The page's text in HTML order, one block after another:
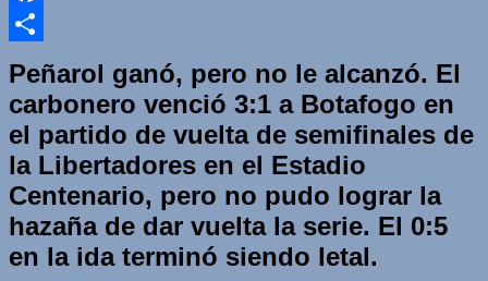
Facebook
Peñarol ganó, pero no le alcanzó. El
carbonero venció 3:1 a Botafogo en
el partido de vuelta de semifinales de
la Libertadores en el Estadio
Centenario, pero no pudo lograr la
hazaña de dar vuelta la serie. El 0:5
en la ida terminó siendo letal.